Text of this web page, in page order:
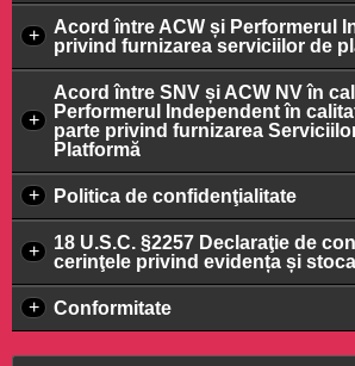
+
Acord între ACW și Performerul
privind furnizarea serviciilor de
+
Acord între SNV și ACW NV în
Performerul Independent în
parte privind furnizarea
Platformă
+ Politica de confidenţialitate
+
18 U.S.C. §2257 Declaraţie de
cerinţele privind evidența și
+ Conformitate